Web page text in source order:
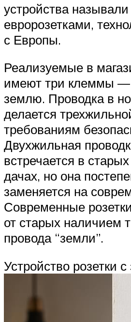
устройства называли
евророзетками,
с Европы.
Реализуемые в
имеют три клеммы —
землю. Проводка в
делается
требованиям
Двухжильная
встречается в
дачах, но она
заменяется на
Современные
от старых наличием
провода “земли”.
Устройство розетки